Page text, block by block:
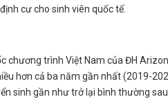
cư cho sinh viên quốc tế.
chương trình Việt Nam của ĐH
hơn cả ba năm gần nhất (2019-
sinh gần như trở lại bình thường